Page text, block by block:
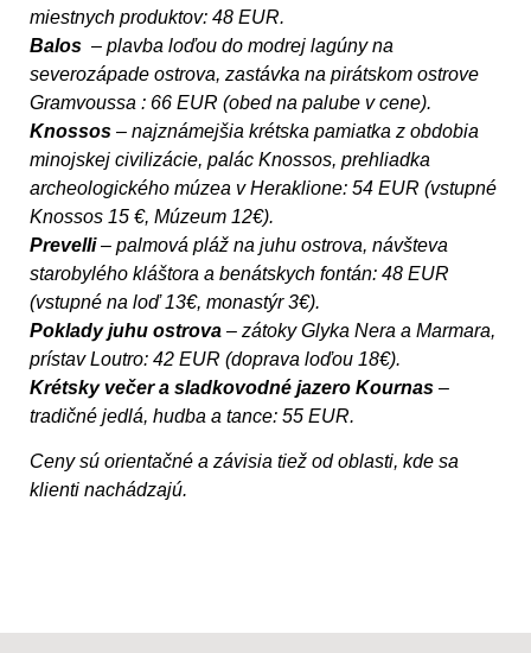
miestnych produktov: 48 EUR.
Balos – plavba loďou do modrej lagúny na
severozápade ostrova, zastávka na pirátskom ostrove
Gramvoussa : 66 EUR (obed na palube v cene).
Knossos – najznámejšia krétska pamiatka z obdobia
minojskej civilizácie, palác Knossos, prehliadka
archeologického múzea v Heraklione: 54 EUR (vstupné
Knossos 15 €, Múzeum 12€).
Prevelli– palmová pláž na juhu ostrova, návšteva
starobylého kláštora a benátskych fontán: 48 EUR
(vstupné na loď 13€, monastýr 3€).
Poklady juhu ostrova – zátoky Glyka Nera a Marmara,
prístav Loutro: 42 EUR (doprava loďou 18€).
Krétsky večer a sladkovodné jazero Kournas –
tradičné jedlá, hudba a tance: 55 EUR.
Ceny sú orientačné a závisia tiež od oblasti, kde sa
klienti nachádzajú.